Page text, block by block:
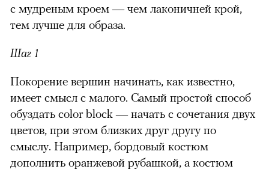
с мудреным кроем — чем лаконичней крой,
тем лучше для образа.
Шаг 1
Покорение вершин начинать, как известно,
имеет смысл с малого. Самый простой способ
обуздать color block — начать с сочетания двух
цветов, при этом близких друг другу по
смыслу. Например, бордовый костюм
дополнить оранжевой рубашкой, а костюм